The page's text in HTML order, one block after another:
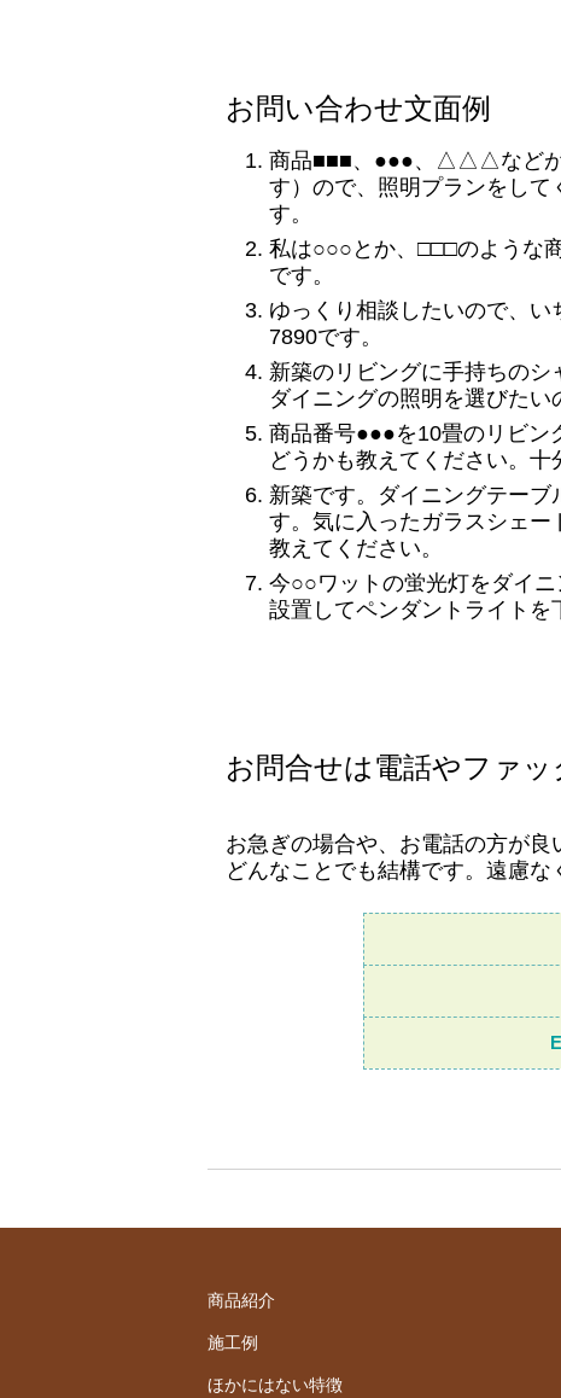
お問い合わせ文面例
商品■■■、●●●、△△△などが
す）ので、照明プランをし
す。
私は○○○とか、□□□のような
です。
ゆっくり相談したいので、
7890です。
新築のリビングに手持ちの
ダイニングの照明を選びたい
商品番号●●●を10畳のリビン
どうかも教えてください。
新築です。ダイニングテー
す。気に入ったガラスシェ
教えてください。
今○○ワットの蛍光灯をダイ
設置してペンダントライトを
お問合せは電話やファ
お急ぎの場合や、お電話の方が良
どんなことでも結構です。遠慮な
商品紹介
施工例
ほかにはない特徴